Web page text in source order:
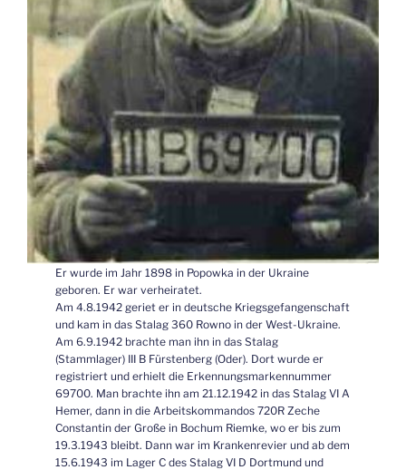
Er wurde im Jahr 1898 in Popowka in der Ukraine
geboren. Er war verheiratet.
Am 4.8.1942 geriet er in deutsche Kriegsgefangenschaft
und kam in das Stalag 360 Rowno in der West-Ukraine.
Am 6.9.1942 brachte man ihn in das Stalag
(Stammlager) III B Fürstenberg (Oder). Dort wurde er
registriert und erhielt die Erkennungsmarkennummer
69700. Man brachte ihn am 21.12.1942 in das Stalag VI A
Hemer, dann in die Arbeitskommandos 720R Zeche
Constantin der Große in Bochum Riemke, wo er bis zum
19.3.1943 bleibt. Dann war im Krankenrevier und ab dem
15.6.1943 im Lager C des Stalag VI D Dortmund und